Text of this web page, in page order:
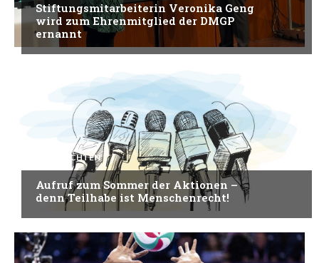
Stiftungsmitarbeiterin Veronika Geng
wird zum Ehrenmitglied der DMGP
ernannt
NACHRICHTEN
Aufruf zum Sommer der Aktionen –
denn Teilhabe ist Menschenrecht!